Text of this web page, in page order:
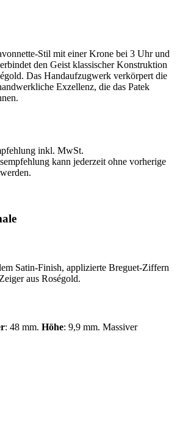
Stil mit einer Krone bei 3 Uhr und
den Geist klassischer Konstruktion
Das Handaufzugwerk verkörpert die
Exzellenz, die das Patek
inkl. MwSt.
kann jederzeit ohne vorherige
Satin-Finish, applizierte Breguet-Ziffern
aus Roségold.
: 48 mm. Höhe: 9,9 mm. Massiver